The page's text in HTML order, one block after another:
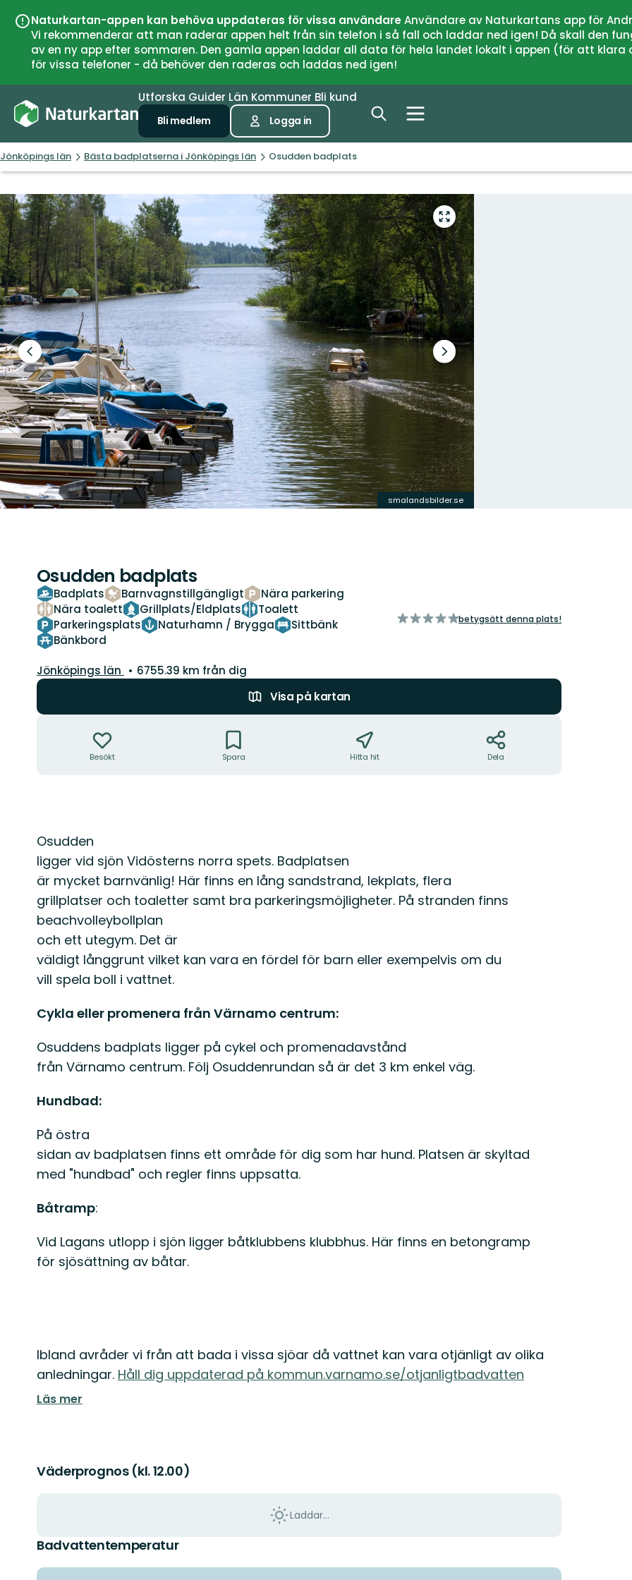
Naturkartan-appen kan behöva uppdateras för vissa användareAnvändare av Naturkartans app för
Vi rekommenderar att man raderar appen helt från sin telefon i så fall och laddar ned igen! Då skall den
av en ny app efter sommaren. Den gamla appen laddar all data för hela landet lokalt i appen (för att
för vissa telefoner - då behöver den raderas och laddas ned igen!
Utforska Guider Län Kommuner Bli kund
Bli medlem Logga in
Jönköpings län Bästa badplatserna i Jönköpings län Osudden badplats
Gå
till
helskärmsläge
Föregående
bild
Nästa
smalandsbilder.se
Osudden badplats
Badplats Barnvagnstillgängligt
Nära parkering
Nära toalett
Grillplats/Eldplats
Toalett
Parkeringsplats
Naturhamn / Brygga
Sittbänk
Bänkbord
av
betygsätt denna plats!
Län:
Jönköpings län
6755.39 km från dig
Visa på kartan
Besökt Spara Hitta hit Dela
Beskrivning
Osudden
ligger vid sjön Vidösterns norra spets. Badplatsen
är mycket barnvänlig! Här finns en lång sandstrand, lekplats, flera
grillplatser och toaletter samt bra parkeringsmöjligheter. På stranden finns
beachvolleybollplan
och ett utegym. Det är
väldigt långgrunt vilket kan vara en fördel för barn eller exempelvis om du
vill spela boll i vattnet.
Cykla eller promenera från Värnamo centrum:
Osuddens badplats ligger på cykel och promenadavstånd
från Värnamo centrum. Följ Osuddenrundan så är det 3 km enkel väg.
Hundbad:
På östra
sidan av badplatsen finns ett område för dig som har hund. Platsen är skyltad
med "hundbad" och regler finns uppsatta.
Båtramp:
Vid Lagans utlopp i sjön ligger båtklubbens klubbhus. Här finns en betongramp
för sjösättning av båtar.
Ibland avråder vi från att bada i vissa sjöar då vattnet kan vara otjänligt av olika
anledningar. Håll dig uppdaterad på kommun.varnamo.se/otjanligtbadvatten
Läs mer
Väderprognos (kl. 12.00)
Laddar...
Badvattentemperatur